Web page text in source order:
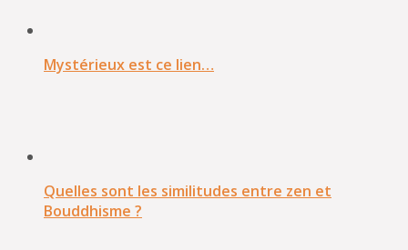
Mystérieux est ce lien…
Quelles sont les similitudes entre zen et
Bouddhisme ?